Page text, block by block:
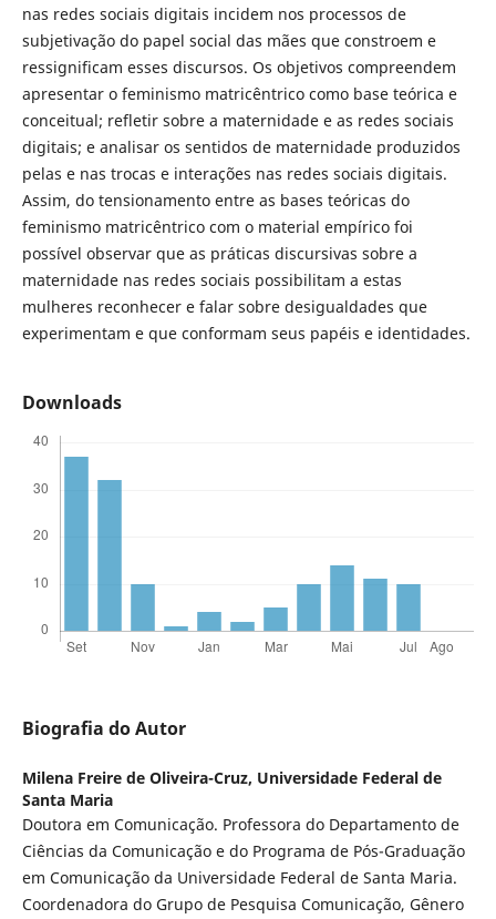
nas redes sociais digitais incidem nos processos de
subjetivação do papel social das mães que constroem e
ressignificam esses discursos. Os objetivos compreendem
apresentar o feminismo matricêntrico como base teórica e
conceitual; refletir sobre a maternidade e as redes sociais
digitais; e analisar os sentidos de maternidade produzidos
pelas e nas trocas e interações nas redes sociais digitais.
Assim, do tensionamento entre as bases teóricas do
feminismo matricêntrico com o material empírico foi
possível observar que as práticas discursivas sobre a
maternidade nas redes sociais possibilitam a estas
mulheres reconhecer e falar sobre desigualdades que
experimentam e que conformam seus papéis e identidades.
Downloads
Biografia do Autor
Milena Freire de Oliveira-Cruz, Universidade Federal de
Santa Maria
Doutora em Comunicação. Professora do Departamento de
Ciências da Comunicação e do Programa de Pós-Graduação
em Comunicação da Universidade Federal de Santa Maria.
Coordenadora do Grupo de Pesquisa Comunicação, Gênero